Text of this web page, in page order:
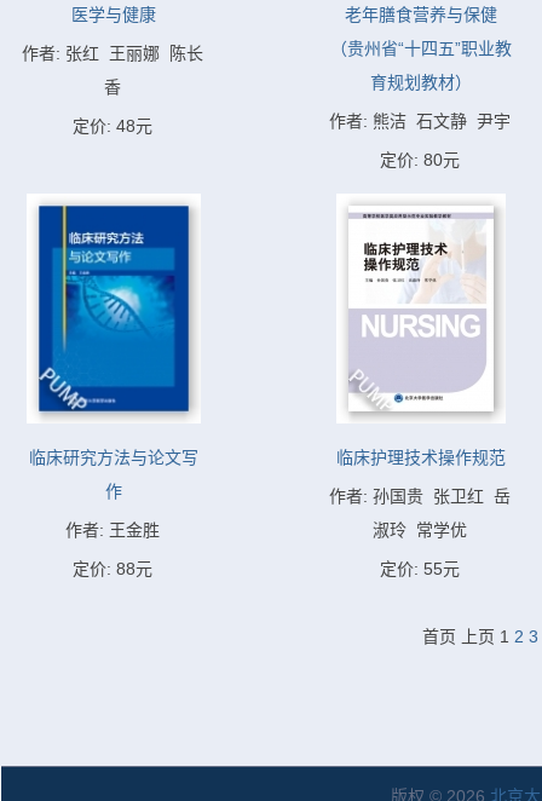
医学与健康
作者: 张红  王丽娜  陈长
香
定价: 48元
老年膳食营养与保健
（贵州省“十四五”职业教
育规划教材）
作者: 熊洁  石文静  尹宇
定价: 80元
临床研究方法与论文写
作
作者: 王金胜
定价: 88元
临床护理技术操作规范
作者: 孙国贵  张卫红  岳
淑玲  常学优
定价: 55元
首页 上页 1 2 3
版权 © 2026 北京